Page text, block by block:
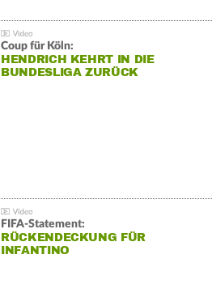
Coup für Köln:
HENDRICH KEHRT IN DIE
BUNDESLIGA ZURÜCK
FIFA-Statement:
RÜCKENDECKUNG FÜR
INFANTINO